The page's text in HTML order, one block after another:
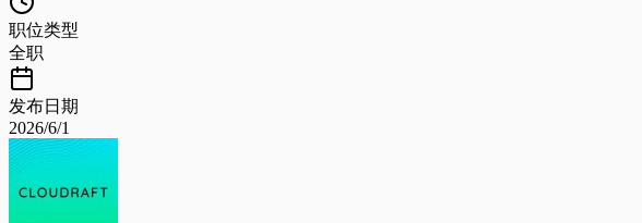
职位类型
全职
发布日期
2026/6/1